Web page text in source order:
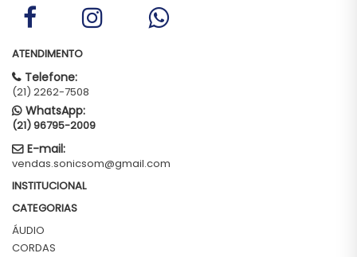
ATENDIMENTO
Telefone:
(21) 2262-7508
WhatsApp:
(21) 96795-2009
E-mail:
vendas.sonicsom@gmail.com
INSTITUCIONAL
CATEGORIAS
ÁUDIO
CORDAS